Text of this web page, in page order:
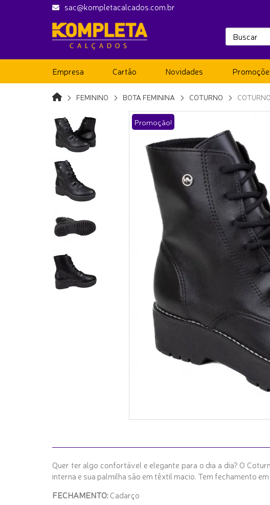
sac@kompletacalcados.com.br
Empresa Cartão Novidades
FEMININO BOTA FEMININA COTURNO
Promoção!
Quer ter algo confortável e elegante para o dia a dia? O
interna e sua palmilha são em têxtil macio. Tem fechamento
FECHAMENTO:Cadarço